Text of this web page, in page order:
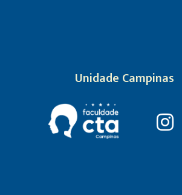
Unidade Campinas